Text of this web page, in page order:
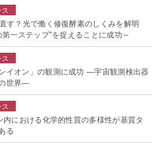
す？光で働く修復酵素のしくみを解明
一ステップ"を捉えることに成功～
イオン」の観測に成功 ―宇宙観測検出器
世界―
における化学的性質の多様性が基質タ
る